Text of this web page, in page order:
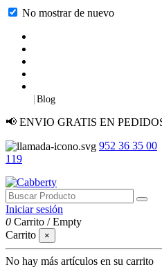
No mostrar de nuevo
|Blog
📢 ENVIO GRATIS EN
952 36 35 00
119
Iniciar sesión
0 Carrito /Empty
Carrito
×
No hay más artículos en su carrito